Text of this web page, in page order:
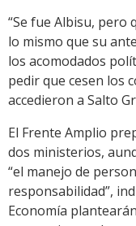
“Se fue Albisu,
lo mismo que su
los acomodados
pedir que cesen los
accedieron a Salto
El Frente Amplio
dos ministerios,
“el manejo de
responsabilidad”,
Economía